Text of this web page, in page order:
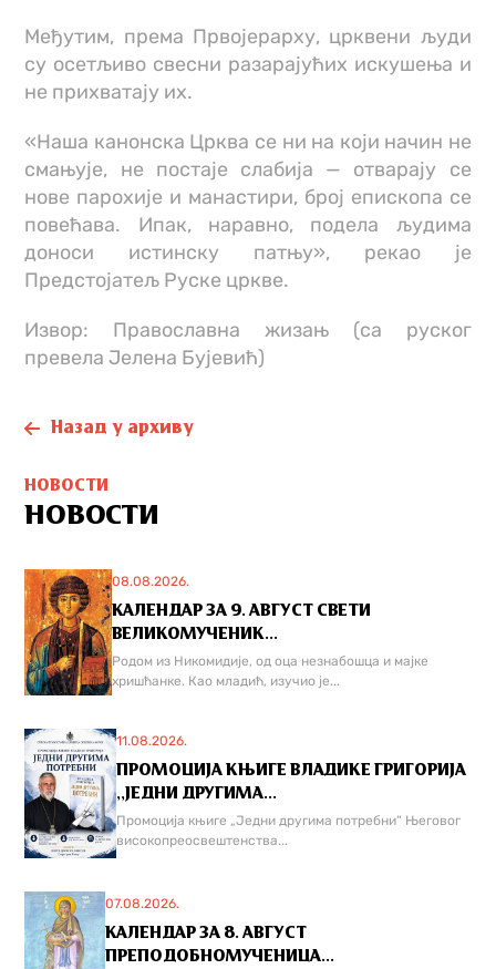
Међутим, према Првојерарху, црквени људи
су осетљиво свесни разарајућих искушења и
не прихватају их.
«Наша канонска Црква се ни на који начин не
смањује, не постаје слабија — отварају се
нове парохије и манастири, број епископа се
повећава. Ипак, наравно, подела људима
доноси истинску патњу», рекао је
Предстоjатељ Руске цркве.
Извор: Православна жизањ (са руског
превела Јелена Бујевић)
Назад у архиву
НОВОСТИ
НОВОСТИ
08.08.2026.
КАЛЕНДАР ЗА 9. АВГУСТ СВЕТИ
ВЕЛИКОМУЧЕНИК...
Родом из Никомидије, од оца незнабошца и мајке
хришћанке. Као младић, изучио је...
11.08.2026.
ПРОМОЦИЈА КЊИГЕ ВЛАДИКЕ ГРИГОРИЈА
,,ЈЕДНИ ДРУГИМА...
Промоција књиге „Једни другима потребни“ Његовог
високопреосвештенства...
07.08.2026.
КАЛЕНДАР ЗА 8. АВГУСТ
ПРЕПОДОБНОМУЧЕНИЦА...